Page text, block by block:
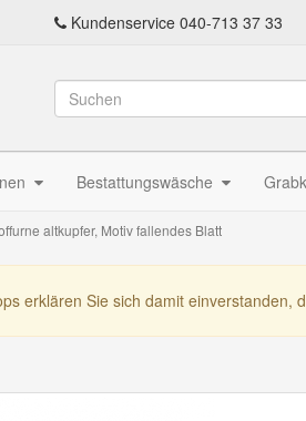
Kundenservice 040-713 37 33
Bestattungswäsche
altkupfer, Motiv fallendes Blatt
erklären Sie sich damit einverstanden,